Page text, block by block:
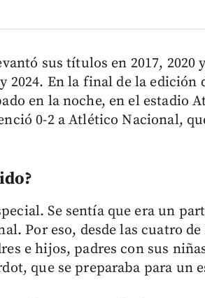
sus títulos en 2017, 2020
2024. En la final de la
en la noche, en el estadio
0-2 a Atlético Nacional,
Se sentía que era un
Por eso, desde las cuatro
e hijos, padres con sus
que se preparaba para un